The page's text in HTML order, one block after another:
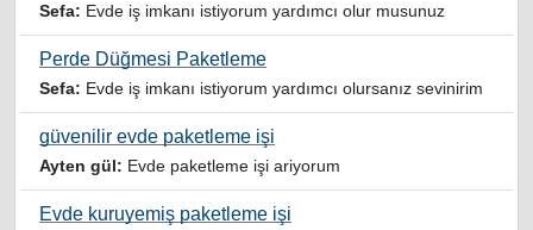
Sefa: Evde iş imkanı istiyorum yardımcı olur musunuz
Perde Düğmesi Paketleme
Sefa: Evde iş imkanı istiyorum yardımcı olursanız sevinirim
güvenilir evde paketleme işi
Ayten gül: Evde paketleme işi ariyorum
Evde kuruyemiş paketleme işi